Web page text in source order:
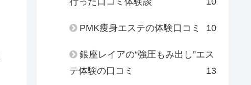
PMK痩身エステの体験口コミ 10
銀座レイアの“強圧もみ出し”エス
テ体験の口コミ
13